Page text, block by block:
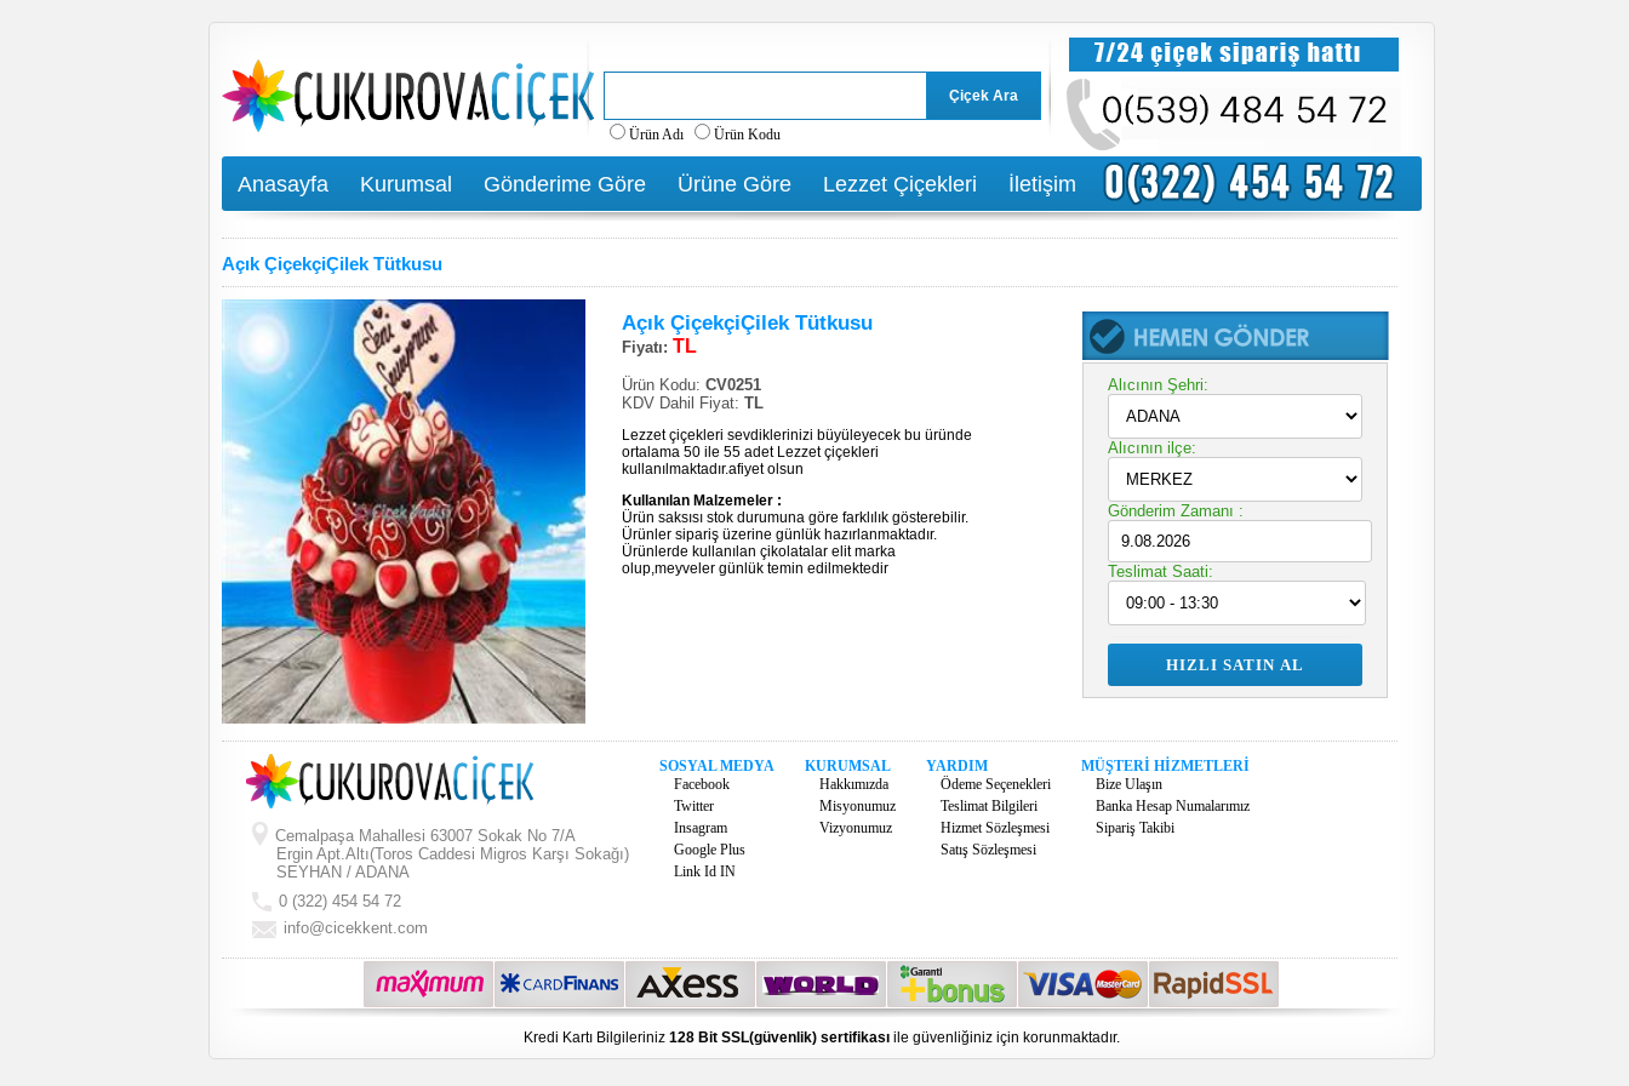
Ürün Adı Ürün Kodu
Anasayfa Kurumsal Gönderime Göre Ürüne Göre Lezzet Çiçekleri İletişim
Açık ÇiçekçiÇilek Tütkusu
Açık ÇiçekçiÇilek Tütkusu
Fiyatı: TL
Ürün Kodu: CV0251
KDV Dahil Fiyat: TL
Lezzet çiçekleri sevdiklerinizi büyüleyecek bu üründe
ortalama 50 ile 55 adet Lezzet çiçekleri
kullanılmaktadır.afiyet olsun
Kullanılan Malzemeler :
Ürün saksısı stok durumuna göre farklılık gösterebilir.
Ürünler sipariş üzerine günlük hazırlanmaktadır.
Ürünlerde kullanılan çikolatalar elit marka
olup,meyveler günlük temin edilmektedir
Alıcının Şehri:
Alıcının ilçe:
Gönderim Zamanı :
Teslimat Saati:
Cemalpaşa Mahallesi 63007 Sokak No 7/A
Ergin Apt.Altı(Toros Caddesi Migros Karşı Sokağı)
SEYHAN / ADANA
0 (322) 454 54 72
info@cicekkent.com
SOSYAL MEDYA
Facebook
Twitter
Insagram
Google Plus
Link Id IN
KURUMSAL
Hakkımızda
Misyonumuz
Vizyonumuz
YARDIM
Ödeme Seçenekleri
Teslimat Bilgileri
Hizmet Sözleşmesi
Satış Sözleşmesi
MÜŞTERİ HİZMETLERİ
Bize Ulaşın
Banka Hesap Numalarımız
Sipariş Takibi
Kredi Kartı Bilgileriniz 128 Bit SSL(güvenlik) sertifikası ile güvenliğiniz için korunmaktadır.